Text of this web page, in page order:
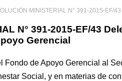
MINISTERIAL N° 391-2015-EF/43 Delegan facultades
N° 391-2015-EF/43
Gerencial
Fondo de Apoyo Gerencial al
Social, y en materias de